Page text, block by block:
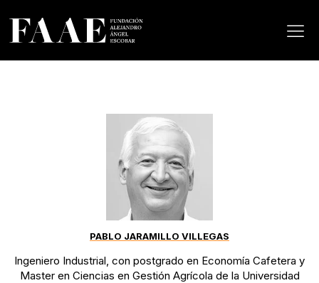
PABLO JARAMILLO VILLEGAS
Ingeniero Industrial, con postgrado en Economía Cafetera y
Master en Ciencias en Gestión Agrícola de la Universidad